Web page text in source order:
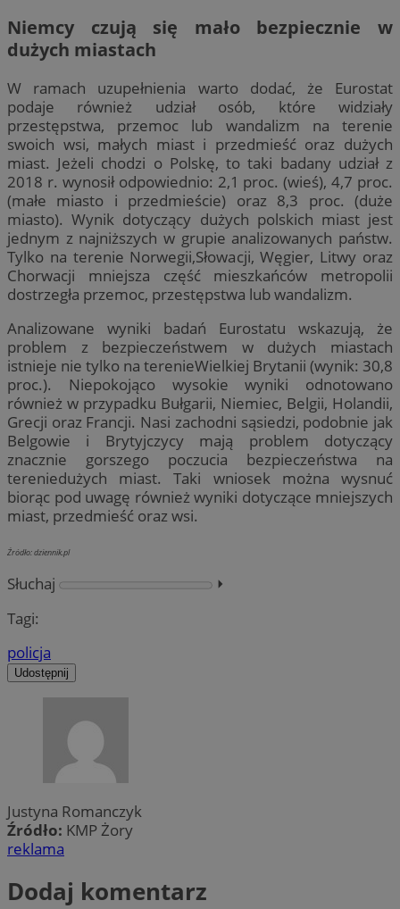
Niemcy czują się mało bezpiecznie w
dużych miastach
W ramach uzupełnienia warto dodać, że Eurostat
podaje również udział osób, które widziały
przestępstwa, przemoc lub wandalizm na terenie
swoich wsi, małych miast i przedmieść oraz dużych
miast. Jeżeli chodzi o Polskę, to taki badany udział z
2018 r. wynosił odpowiednio: 2,1 proc. (wieś), 4,7 proc.
(małe miasto i przedmieście) oraz 8,3 proc. (duże
miasto). Wynik dotyczący dużych polskich miast jest
jednym z najniższych w grupie analizowanych państw.
Tylko na terenie Norwegii,Słowacji, Węgier, Litwy oraz
Chorwacji mniejsza część mieszkańców metropolii
dostrzegła przemoc, przestępstwa lub wandalizm.
Analizowane wyniki badań Eurostatu wskazują, że
problem z bezpieczeństwem w dużych miastach
istnieje nie tylko na terenieWielkiej Brytanii (wynik: 30,8
proc.). Niepokojąco wysokie wyniki odnotowano
również w przypadku Bułgarii, Niemiec, Belgii, Holandii,
Grecji oraz Francji. Nasi zachodni sąsiedzi, podobnie jak
Belgowie i Brytyjczycy mają problem dotyczący
znacznie gorszego poczucia bezpieczeństwa na
tereniedużych miast. Taki wniosek można wysnuć
biorąc pod uwagę również wyniki dotyczące mniejszych
miast, przedmieść oraz wsi.
Źródło: dziennik.pl
Słuchaj
⏵︎
Tagi:
policja
Udostępnij
Justyna Romanczyk
Źródło: KMP Żory
reklama
Dodaj komentarz